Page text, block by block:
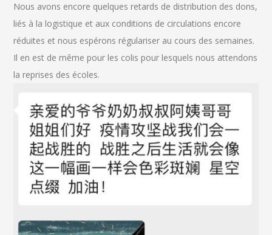
Nous avons encore quelques retards de distribution des dons,
liés à la logistique et aux conditions de circulations encore
réduites et nous espérons régulariser au cours des semaines.
Il en est de même pour les colis pour lesquels nous attendons
la reprises des écoles.